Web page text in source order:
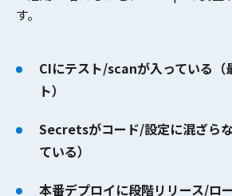
す。
CIにテスト/scanが入っている（
ト）
Secretsがコード/設定に混ざら
ている）
本番デプロイに段階リリース/ロ